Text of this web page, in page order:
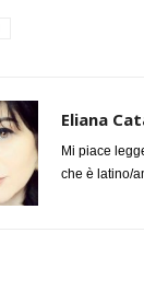
Eliana
Mi piace
che è latino/